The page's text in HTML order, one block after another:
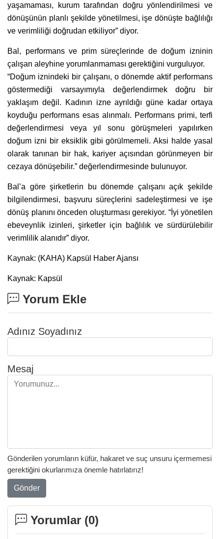
yaşamaması, kurum tarafından doğru yönlendirilmesi ve
dönüşünün planlı şekilde yönetilmesi, işe dönüşte bağlılığı
ve verimliliği doğrudan etkiliyor” diyor.
Bal, performans ve prim süreçlerinde de doğum izninin
çalışan aleyhine yorumlanmaması gerektiğini vurguluyor.
“Doğum iznindeki bir çalışanı, o dönemde aktif performans
göstermediği varsayımıyla değerlendirmek doğru bir
yaklaşım değil. Kadının izne ayrıldığı güne kadar ortaya
koyduğu performans esas alınmalı. Performans primi, terfi
değerlendirmesi veya yıl sonu görüşmeleri yapılırken
doğum izni bir eksiklik gibi görülmemeli. Aksi halde yasal
olarak tanınan bir hak, kariyer açısından görünmeyen bir
cezaya dönüşebilir.” değerlendirmesinde bulunuyor.
Bal’a göre şirketlerin bu dönemde çalışanı açık şekilde
bilgilendirmesi, başvuru süreçlerini sadeleştirmesi ve işe
dönüş planını önceden oluşturması gerekiyor. “İyi yönetilen
ebeveynlik izinleri, şirketler için bağlılık ve sürdürülebilir
verimlilik alanıdır” diyor.
Kaynak: (KAHA) Kapsül Haber Ajansı
Kaynak: Kapsül
Yorum Ekle
Adınız Soyadınız
Mesaj
Gönderilen yorumların küfür, hakaret ve suç unsuru içermemesi
gerektiğini okurlarımıza önemle hatırlatırız!
Gönder
Yorumlar (0)